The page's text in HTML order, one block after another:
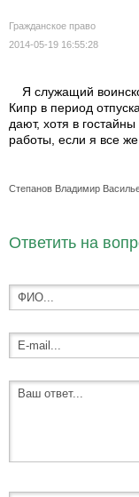
Гражданское право
2014-05-19 16:55:28
Я служащий
Кипр в период
дают, хотя в
работы, если я все
Степанов Владимир
Ответить на